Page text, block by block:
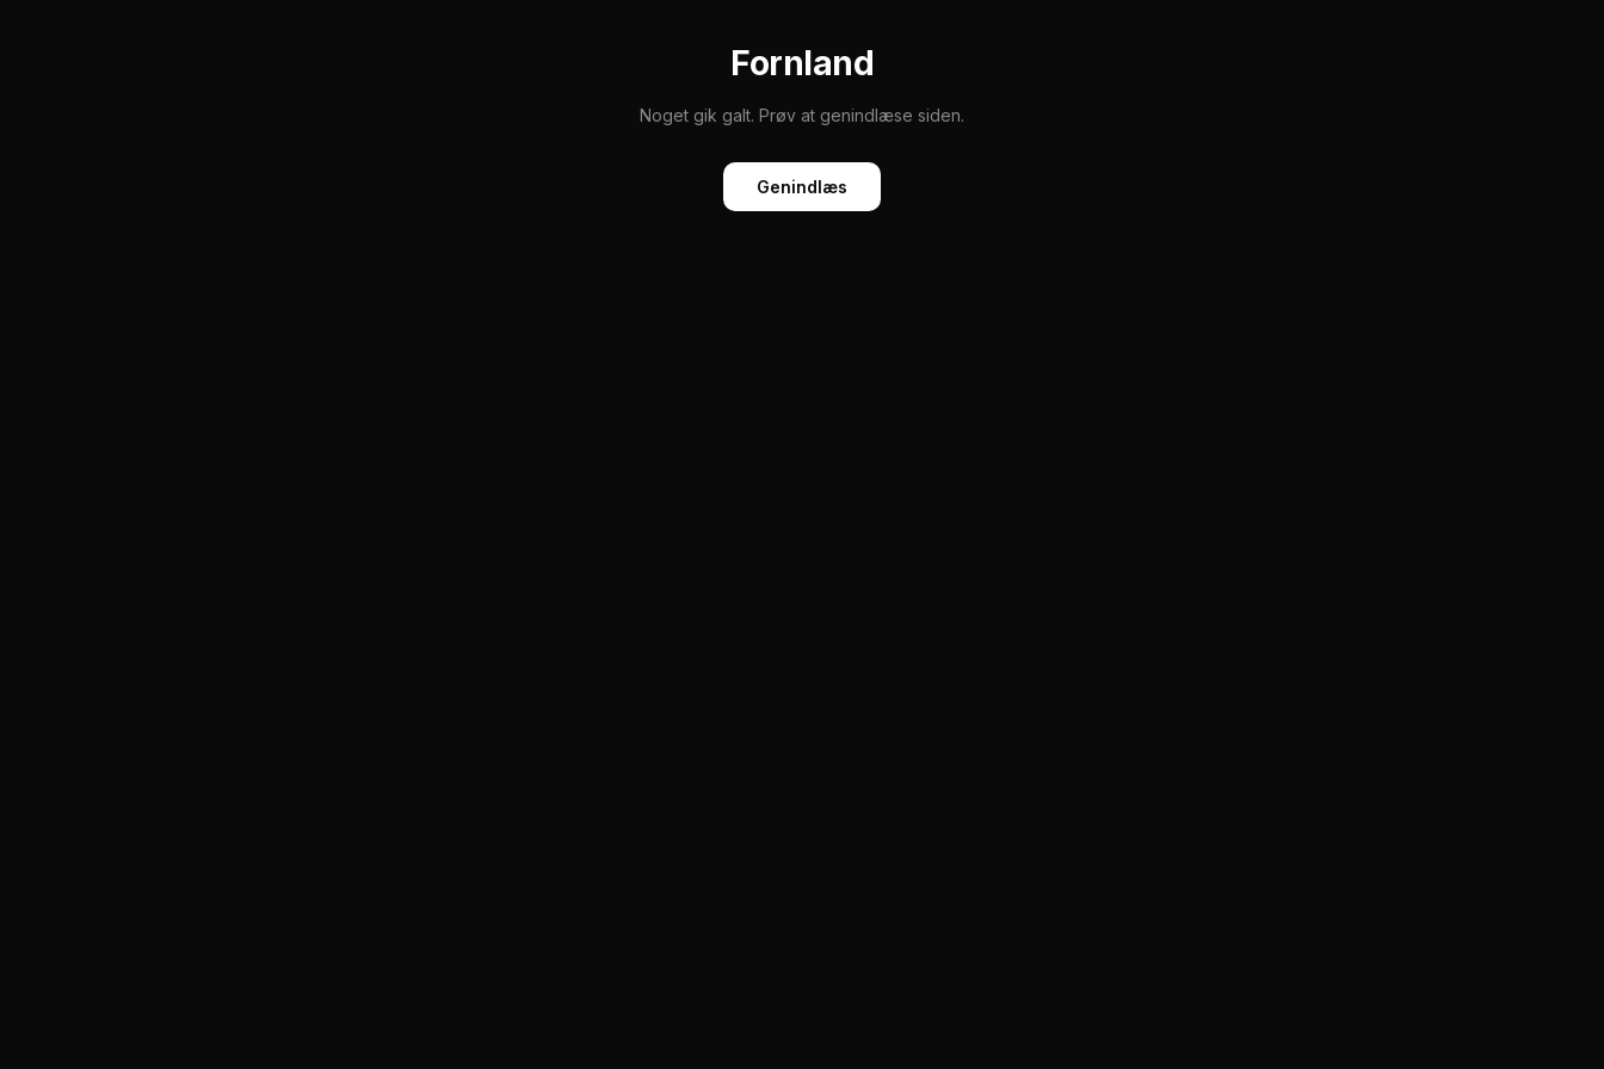
Fornland
Noget gik galt. Prøv at genindlæse siden.
Genindlæs